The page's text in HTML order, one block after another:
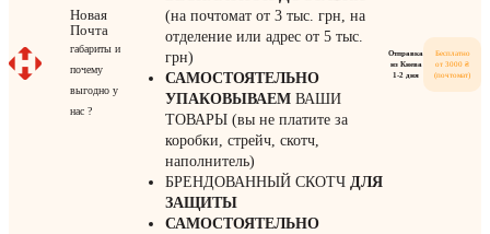
Новая
Почта
габариты и
почему
выгодно у
нас ?
(на почтомат от 3 тыс. грн, на
отделение или адрес от 5 тыс.
грн)
САМОСТОЯТЕЛЬНО
УПАКОВЫВАЕМ ВАШИ
ТОВАРЫ (вы не платите за
коробки, стрейч, скотч,
наполнитель)
БРЕНДОВАННЫЙ СКОТЧДЛЯ
ЗАЩИТЫ
САМОСТОЯТЕЛЬНО
Отправка
из Киева
1-2 дня
Бесплатно
от 3000 ₴
(почтомат)